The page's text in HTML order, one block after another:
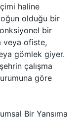
haline
olduğu bir
bir
veya ofiste,
gömlek giyer.
çalışma
göre
Bir Yansıma